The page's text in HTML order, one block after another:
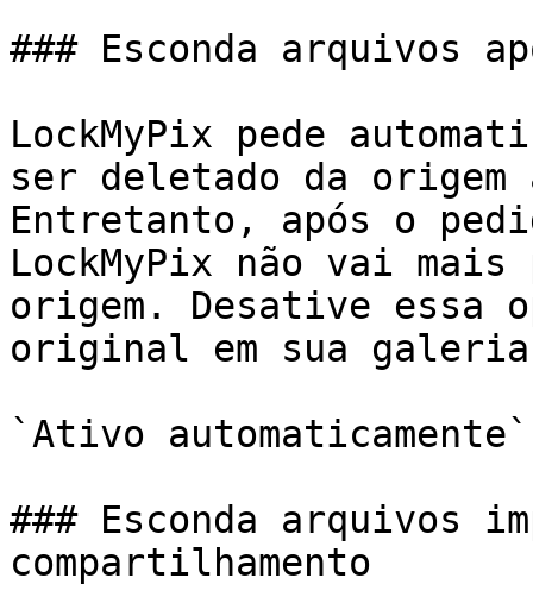
### Esconda arquivos
LockMyPix pede
ser deletado da
Entretanto, após o
LockMyPix não vai
origem. Desative essa
original em sua
`Ativo automaticamente`
### Esconda arquivos
compartilhamento